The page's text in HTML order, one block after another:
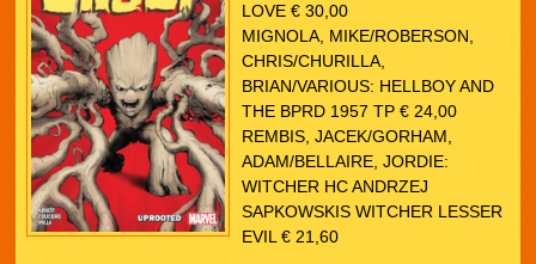
LOVE € 30,00
MIGNOLA, MIKE/ROBERSON,
CHRIS/CHURILLA,
BRIAN/VARIOUS: HELLBOY AND
THE BPRD 1957 TP € 24,00
REMBIS, JACEK/GORHAM,
ADAM/BELLAIRE, JORDIE:
WITCHER HC ANDRZEJ
SAPKOWSKIS WITCHER LESSER
EVIL € 21,60